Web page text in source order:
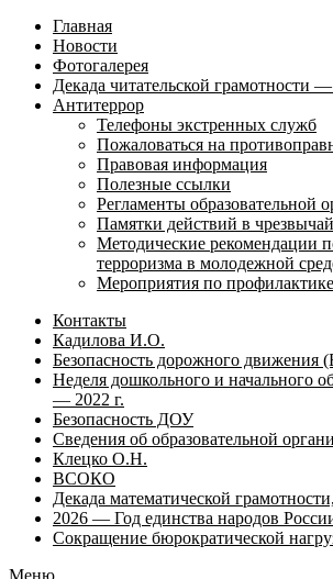
Главная
Новости
Фотогалерея
Декада читательской грамотности —
Антитеррор
Телефоны экстренных служб
Пожаловаться на
Правовая информация
Полезные ссылки
Регламенты образовательной
Памятки действий в
Методические рекомендации
терроризма в молодежной
Мероприятия по
Контакты
Кадилова И.О.
Безопасность дорожного движения
Неделя дошкольного и начального
— 2022 г.
Безопасность ДОУ
Сведения об образовательной
Клецко О.Н.
ВСОКО
Декада математической
2026 — Год единства народов
Сокращение бюрократической
Меню